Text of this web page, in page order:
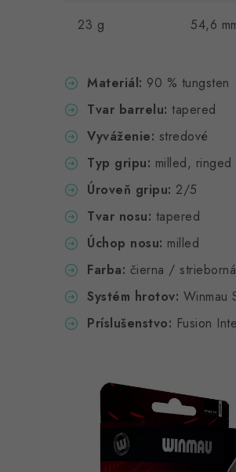
23 g 54,6
Materiál: 90 % tungsten
Tvar barrelu: tapered
Vyváženie: stredové
Typ gripu: milled, ringed
Úroveň gripu: 2/5
Tvar nosu: tapered
Úchop nosu: milled
Farba: čierna /
Systém hrotov: Winmau
Príslušenstvo: Fusion